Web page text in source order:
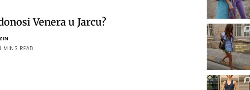
Venera u Jarcu?
MINS READ